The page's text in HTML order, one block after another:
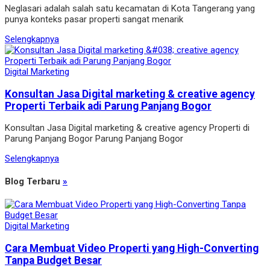
Neglasari adalah salah satu kecamatan di Kota Tangerang yang
punya konteks pasar properti sangat menarik
Selengkapnya
Digital Marketing
Konsultan Jasa Digital marketing & creative agency
Properti Terbaik adi Parung Panjang Bogor
Konsultan Jasa Digital marketing & creative agency Properti di
Parung Panjang Bogor Parung Panjang Bogor
Selengkapnya
Blog Terbaru »
Digital Marketing
Cara Membuat Video Properti yang High-Converting
Tanpa Budget Besar